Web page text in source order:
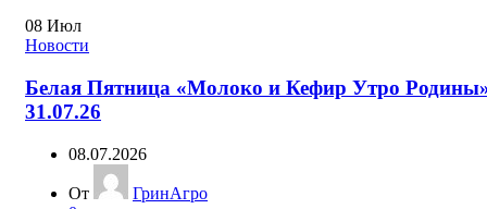
08 Июл
Новости
Белая Пятница «Молоко и Кефир Утро
31.07.26
08.07.2026
От
ГринАгро